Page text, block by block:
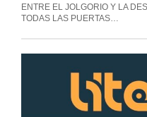
ENTRE EL JOLGORIO Y LA
TODAS LAS PUERTAS…